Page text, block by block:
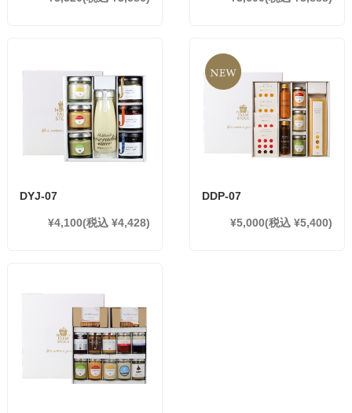
DYJ-07
¥4,100(税込 ¥4,428)
DDP-07
¥5,000(税込 ¥5,400)